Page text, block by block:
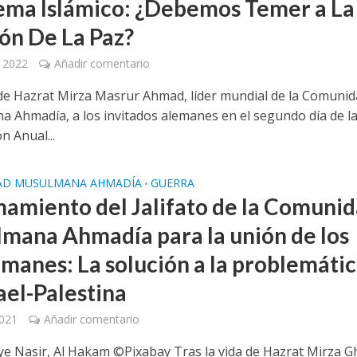
Islámico: ¿Debemos Temer a La
De La Paz?
Añadir comentario
Hazrat Mirza Masrur Ahmad, líder mundial de la
Ahmadía, a los invitados alemanes en el segundo día de
Anual...
MUSULMANA AHMADÍA • GUERRA
del Jalifato de la
Ahmadía para la unión de los
La solución a la
Palestina
Añadir comentario
Nasir, Al Hakam ©Pixabay Tras la vida de Hazrat Mirza